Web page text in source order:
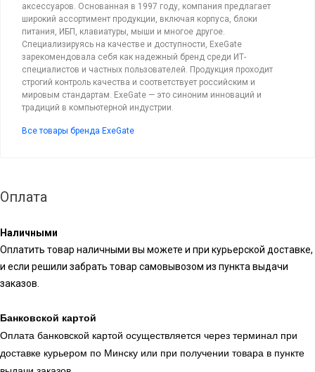
аксессуаров. Основанная в 1997 году, компания предлагает
широкий ассортимент продукции, включая корпуса, блоки
питания, ИБП, клавиатуры, мыши и многое другое.
Специализируясь на качестве и доступности, ExeGate
зарекомендовала себя как надежный бренд среди ИТ-
специалистов и частных пользователей. Продукция проходит
строгий контроль качества и соответствует российским и
мировым стандартам. ExeGate — это синоним инноваций и
традиций в компьютерной индустрии.
Все товары бренда ExeGate
Оплата
Наличными
Оплатить товар наличными вы можете и при курьерской доставке,
и если решили забрать товар самовывозом из пункта выдачи
заказов.
Банковской картой
Оплата банковской картой осуществляется через терминал при
доставке курьером по Минску или при получении товара в пункте